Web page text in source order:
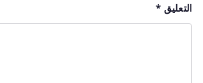
التعليق *